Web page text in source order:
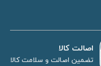
اصالت کالا
تضمین اصالت و سلامت کالا